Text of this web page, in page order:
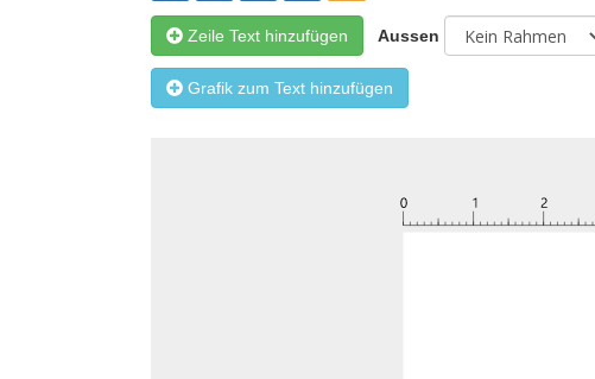
Zeile Text hinzufügen Aussen
Grafik zum Text hinzufügen